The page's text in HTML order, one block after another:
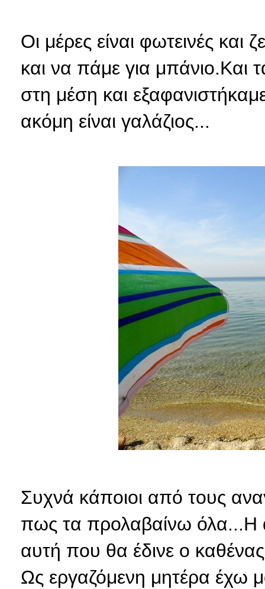
Οι μέρες είναι φωτεινές
και να πάμε για
στη μέση και
ακόμη είναι γαλάζιος...
Συχνά κάποιοι από τους
πως τα προλαβαίνω όλα...Η
αυτή που θα έδινε ο
Ως εργαζόμενη μητέρα έχω